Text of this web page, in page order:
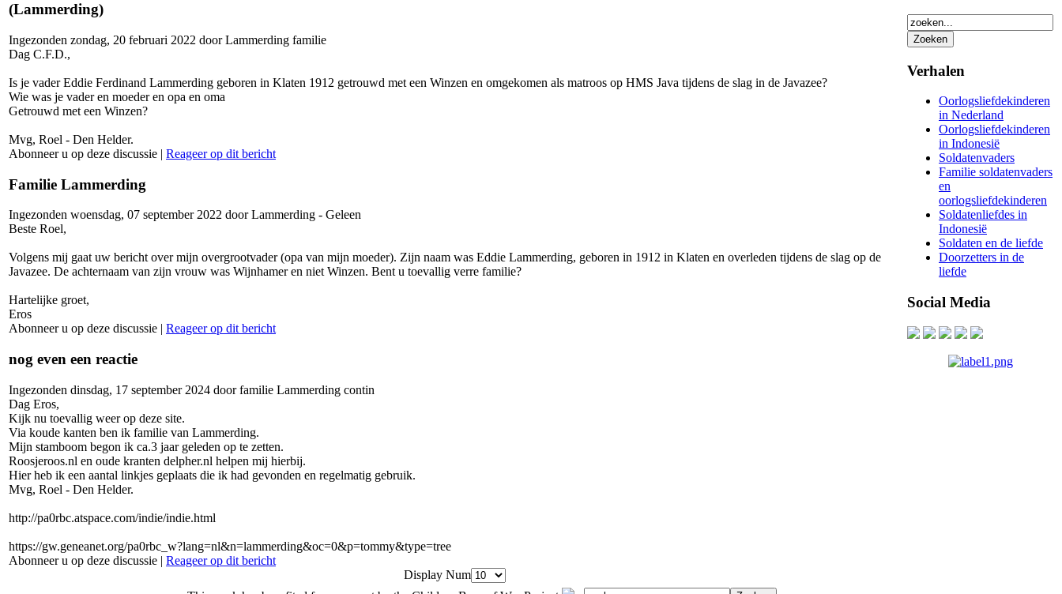
(Lammerding)
Ingezonden zondag, 20 februari 2022 door Lammerding familie
Dag C.F.D.,
Is je vader Eddie Ferdinand Lammerding geboren in Klaten 1912 getrouwd met een Winzen en omgekomen als matroos op HMS Java tijdens de slag in de Javazee?
Wie was je vader en moeder en opa en oma
Getrouwd met een Winzen?
Mvg, Roel - Den Helder.
Abonneer u op deze discussie | Reageer op dit bericht
Familie Lammerding
Ingezonden woensdag, 07 september 2022 door Lammerding - Geleen
Beste Roel,
Volgens mij gaat uw bericht over mijn overgrootvader (opa van mijn moeder). Zijn naam was Eddie Lammerding, geboren in 1912 in Klaten en overleden tijdens de slag op de
Javazee. De achternaam van zijn vrouw was Wijnhamer en niet Winzen. Bent u toevallig verre familie?
Hartelijke groet,
Eros
Abonneer u op deze discussie | Reageer op dit bericht
nog even een reactie
Ingezonden dinsdag, 17 september 2024 door familie Lammerding contin
Dag Eros,
Kijk nu toevallig weer op deze site.
Via koude kanten ben ik familie van Lammerding.
Mijn stamboom begon ik ca.3 jaar geleden op te zetten.
Roosjeroos.nl en oude kranten delpher.nl helpen mij hierbij.
Hier heb ik een aantal linkjes geplaats die ik had gevonden en regelmatig gebruik.
Mvg, Roel - Den Helder.
http://pa0rbc.atspace.com/indie/indie.html
https://gw.geneanet.org/pa0rbc_w?lang=nl&n=lammerding&oc=0&p=tommy&type=tree
Abonneer u op deze discussie | Reageer op dit bericht
Display Num
Verhalen
Oorlogsliefdekinderen
in Nederland
Oorlogsliefdekinderen
in Indonesië
Soldatenvaders
Familie soldatenvaders
en
oorlogsliefdekinderen
Soldatenliefdes in
Indonesië
Soldaten en de liefde
Doorzetters in de
liefde
Social Media